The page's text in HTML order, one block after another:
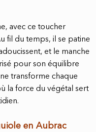
avec ce toucher
fil du temps, il se patine
et le manche
pour son équilibre
transforme chaque
la force du végétal sert
en Aubrac